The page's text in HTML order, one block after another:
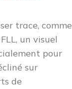
trace, comme
un visuel
pour
sur
de